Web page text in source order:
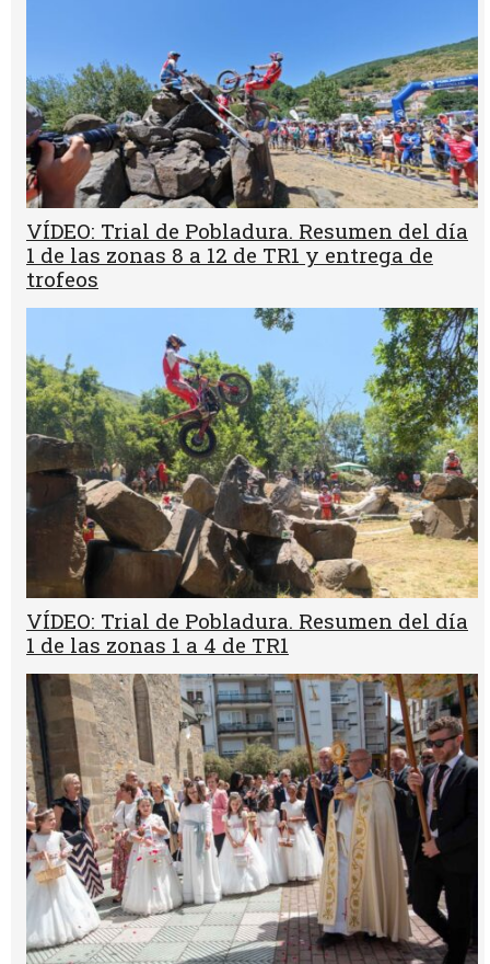
VÍDEO: Trial de Pobladura. Resumen del día
1 de las zonas 8 a 12 de TR1 y entrega de
trofeos
VÍDEO: Trial de Pobladura. Resumen del día
1 de las zonas 1 a 4 de TR1